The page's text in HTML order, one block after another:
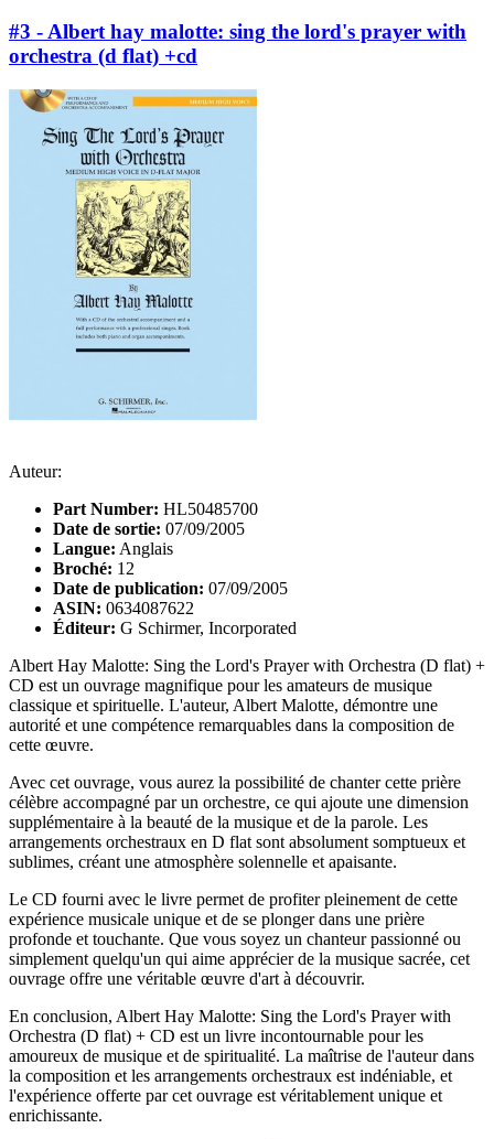
#3 - Albert hay malotte: sing the lord's prayer with
orchestra (d flat) +cd
Auteur:
Part Number: HL50485700
Date de sortie: 07/09/2005
Langue: Anglais
Broché: 12
Date de publication: 07/09/2005
ASIN: 0634087622
Éditeur: G Schirmer, Incorporated
Albert Hay Malotte: Sing the Lord's Prayer with Orchestra (D flat) +
CD est un ouvrage magnifique pour les amateurs de musique
classique et spirituelle. L'auteur, Albert Malotte, démontre une
autorité et une compétence remarquables dans la composition de
cette œuvre.
Avec cet ouvrage, vous aurez la possibilité de chanter cette prière
célèbre accompagné par un orchestre, ce qui ajoute une dimension
supplémentaire à la beauté de la musique et de la parole. Les
arrangements orchestraux en D flat sont absolument somptueux et
sublimes, créant une atmosphère solennelle et apaisante.
Le CD fourni avec le livre permet de profiter pleinement de cette
expérience musicale unique et de se plonger dans une prière
profonde et touchante. Que vous soyez un chanteur passionné ou
simplement quelqu'un qui aime apprécier de la musique sacrée, cet
ouvrage offre une véritable œuvre d'art à découvrir.
En conclusion, Albert Hay Malotte: Sing the Lord's Prayer with
Orchestra (D flat) + CD est un livre incontournable pour les
amoureux de musique et de spiritualité. La maîtrise de l'auteur dans
la composition et les arrangements orchestraux est indéniable, et
l'expérience offerte par cet ouvrage est véritablement unique et
enrichissante.